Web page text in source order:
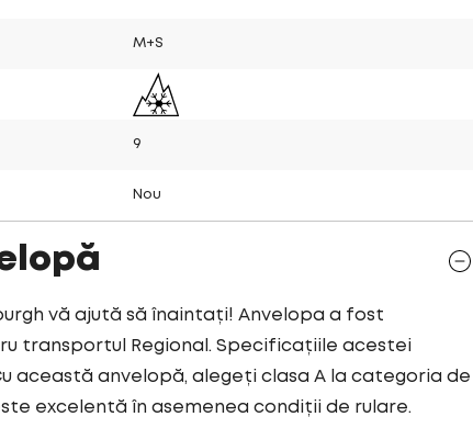
M+S
9
Nou
vă ajută să înaintați! Anvelopa a fost
transportul Regional. Specificațiile acestei
această anvelopă, alegeți clasa A la categoria de
excelentă în asemenea condiții de rulare.